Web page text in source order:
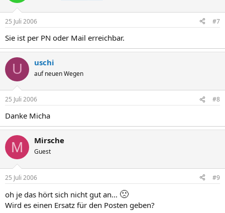
25 Juli 2006 #7
Sie ist per PN oder Mail erreichbar.
U uschi
auf neuen Wegen
25 Juli 2006 #8
Danke Micha
M Mirsche
Guest
25 Juli 2006 #9
oh je das hört sich nicht gut an... 🙁
Wird es einen Ersatz für den Posten geben?